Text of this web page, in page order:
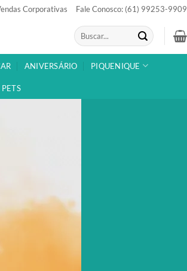
Corporativas Fale Conosco: (61) 99253-9909
Pesquisar
por:
ANIVERSÁRIO PIQUENIQUE
PETS